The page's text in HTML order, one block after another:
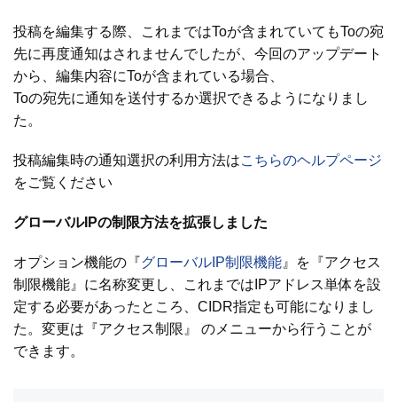
投稿を編集する際、これまではToが含まれていてもToの宛
先に再度通知はされませんでしたが、今回のアップデート
から、編集内容にToが含まれている場合、
Toの宛先に通知を送付するか選択できるようになりまし
た。
投稿編集時の通知選択の利用方法はこちらのヘルプページ
をご覧ください
グローバルIPの制限方法を拡張しました
オプション機能の『グローバルIP制限機能 』を『アクセス
制限機能』に名称変更し、これまではIPアドレス単体を設
定する必要があったところ、CIDR指定も可能になりまし
た。変更は『アクセス制限』 のメニューから行うことが
できます。